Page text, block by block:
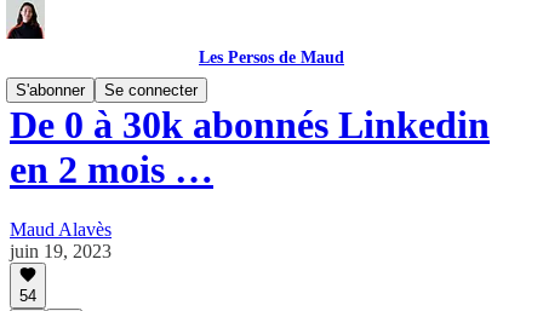
Les Persos de Maud
S'abonner
Se connecter
De 0 à 30k abonnés Linkedin
en 2 mois …
Maud Alavès
juin 19, 2023
54